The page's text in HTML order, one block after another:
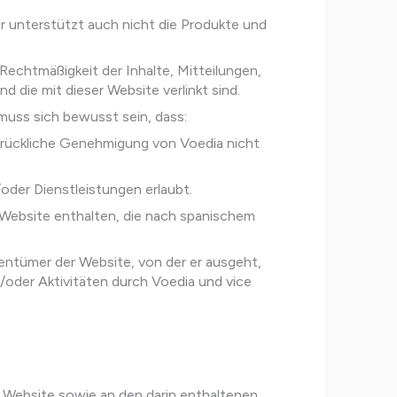
unterstützt auch nicht die Produkte und
der Inhalte, Mitteilungen,
die mit dieser Website verlinkt sind.
sich bewusst sein, dass:
Genehmigung von Voedia nicht
Dienstleistungen erlaubt.
enthalten, die nach spanischem
der Website, von der er ausgeht,
Aktivitäten durch Voedia und vice